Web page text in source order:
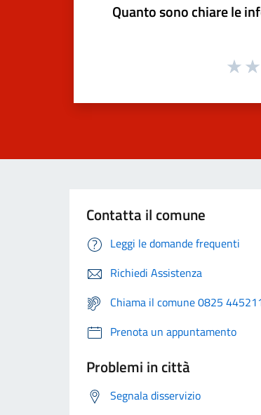
Quanto sono chiare le
Contatta il comune
Leggi le domande frequenti
Richiedi Assistenza
Chiama il comune 0825
Prenota un appuntamento
Problemi in città
Segnala disservizio